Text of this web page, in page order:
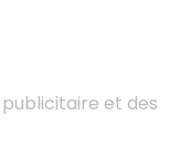
publicitaire et des